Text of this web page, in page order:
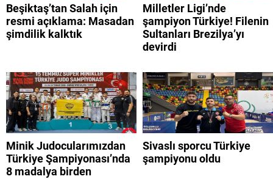
Beşiktaş’tan Salah için
resmi açıklama: Masadan
şimdilik kalktık
Milletler Ligi’nde
şampiyon Türkiye! Filenin
Sultanları Brezilya’yı
devirdi
Minik Judocularımızdan
Türkiye Şampiyonası’nda
8 madalya birden
Sivaslı sporcu Türkiye
şampiyonu oldu